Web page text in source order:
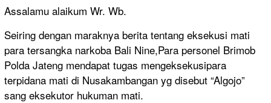
Assalamu alaikum Wr. Wb.
Seiring dengan maraknya berita tentang eksekusi mati
para tersangka narkoba Bali Nine,Para personel Brimob
Polda Jateng mendapat tugas mengeksekusipara
terpidana mati di Nusakambangan yg disebut “Algojo”
sang eksekutor hukuman mati.